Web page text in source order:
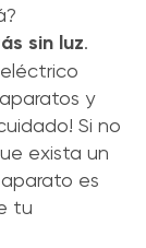
sin luz.
y
Si no
exista un
es
tu